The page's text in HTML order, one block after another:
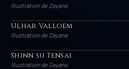
Illustration de Zayane
HÉROS
Ulhar Valloem
Illustration de Zayane
HÉROS
Shinn su Tensai
Illustration de Zayane